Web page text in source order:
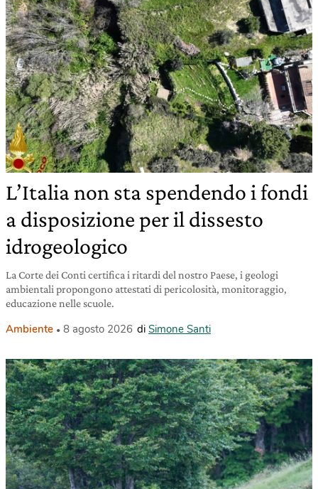
L’Italia non sta spendendo i fondi
a disposizione per il dissesto
idrogeologico
La Corte dei Conti certifica i ritardi del nostro Paese, i geologi
ambientali propongono attestati di pericolosità, monitoraggio,
educazione nelle scuole.
Ambiente 8 agosto 2026 di Simone Santi